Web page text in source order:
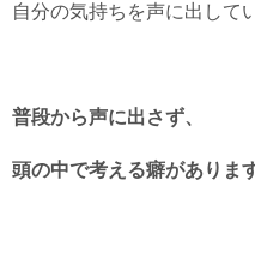
自分の気持ちを声に出して
普段から声に出さず、
頭の中で考える癖があります